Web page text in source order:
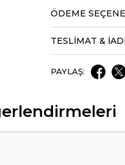
ÖDEME
TESLİMAT &
PAYLAŞ: